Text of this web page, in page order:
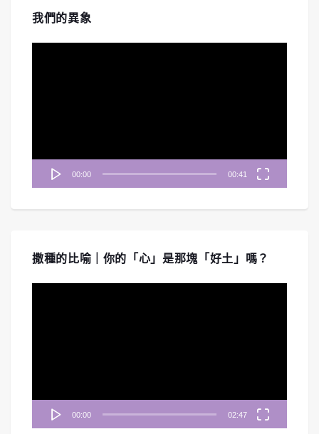
我們的異象
00:00 00:41
撒種的比喻｜你的「心」是那塊「好土」嗎？
00:00 02:47